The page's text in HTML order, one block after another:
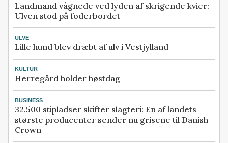
Landmand vågnede ved lyden af skrigende kvier:
Ulven stod på foderbordet
ULVE
Lille hund blev dræbt af ulv i Vestjylland
KULTUR
Herregård holder høstdag
BUSINESS
32.500 stipladser skifter slagteri: En af landets
største producenter sender nu grisene til Danish
Crown